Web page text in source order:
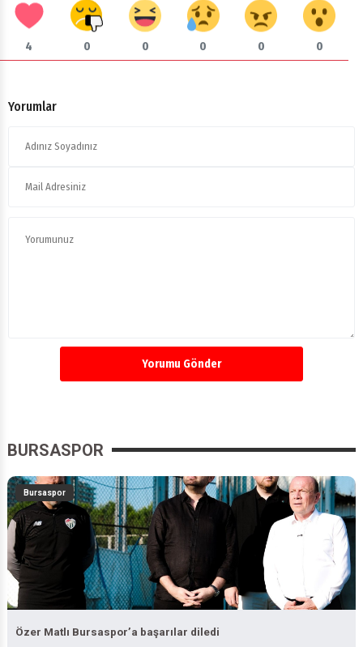
4 0 0 0 0 0
BURSASPOR
Bursaspor
Özer Matlı Bursaspor’a başarılar diledi